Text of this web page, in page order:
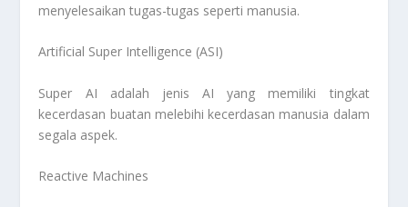
menyelesaikan tugas-tugas seperti manusia.
Artificial Super Intelligence (ASI)
Super AI adalah jenis AI yang memiliki tingkat
kecerdasan buatan melebihi kecerdasan manusia dalam
segala aspek.
Reactive Machines